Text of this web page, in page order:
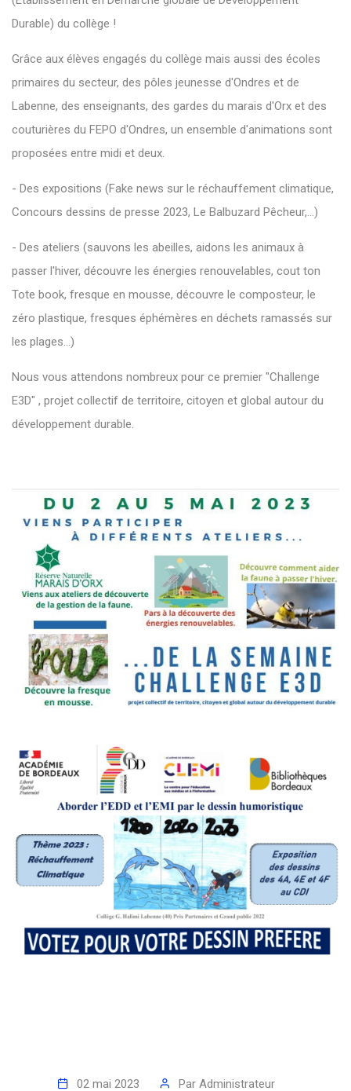
Durable) du collège !
Grâce aux élèves engagés du collège mais aussi des écoles
primaires du secteur, des pôles jeunesse d'Ondres et de
Labenne, des enseignants, des gardes du marais d'Orx et des
couturières du FEPO d'Ondres, un ensemble d'animations sont
proposées entre midi et deux.
- Des expositions (Fake news sur le réchauffement climatique,
Concours dessins de presse 2023, Le Balbuzard Pêcheur,...)
- Des ateliers (sauvons les abeilles, aidons les animaux à
passer l'hiver, découvre les énergies renouvelables, cout ton
Tote book, fresque en mousse, découvre le composteur, le
zéro plastique, fresques éphémères en déchets ramassés sur
les plages...)
Nous vous attendons nombreux pour ce premier "Challenge
E3D" , projet collectif de territoire, citoyen et global autour du
développement durable.
02 mai 2023 Par Administrateur